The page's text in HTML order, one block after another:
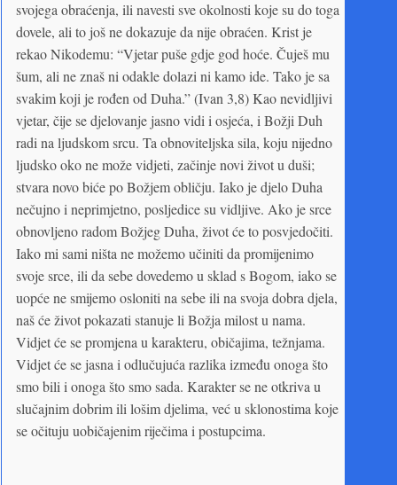
svojega obraćenja, ili navesti sve okolnosti koje su do toga
dovele, ali to još ne dokazuje da nije obraćen. Krist je
rekao Nikodemu: “Vjetar puše gdje god hoće. Čuješ mu
šum, ali ne znaš ni odakle dolazi ni kamo ide. Tako je sa
svakim koji je rođen od Duha.” (Ivan 3,8) Kao nevidljivi
vjetar, čije se djelovanje jasno vidi i osjeća, i Božji Duh
radi na ljudskom srcu. Ta obnoviteljska sila, koju nijedno
ljudsko oko ne može vidjeti, začinje novi život u duši;
stvara novo biće po Božjem obličju. Iako je djelo Duha
nečujno i neprimjetno, posljedice su vidljive. Ako je srce
obnovljeno radom Božjeg Duha, život će to posvjedočiti.
Iako mi sami ništa ne možemo učiniti da promijenimo
svoje srce, ili da sebe dovedemo u sklad s Bogom, iako se
uopće ne smijemo osloniti na sebe ili na svoja dobra djela,
naš će život pokazati stanuje li Božja milost u nama.
Vidjet će se promjena u karakteru, običajima, težnjama.
Vidjet će se jasna i odlučujuća razlika između onoga što
smo bili i onoga što smo sada. Karakter se ne otkriva u
slučajnim dobrim ili lošim djelima, već u sklonostima koje
se očituju uobičajenim riječima i postupcima.